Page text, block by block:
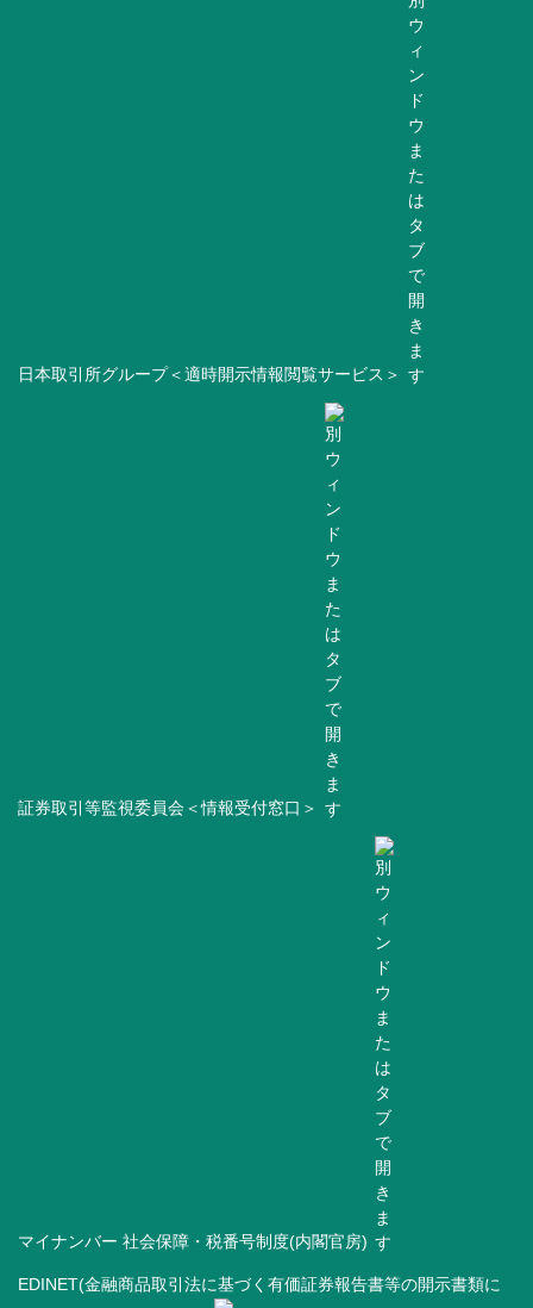
日本取引所グループ＜適時開示情報閲覧サービス＞
証券取引等監視委員会＜情報受付窓口＞
マイナンバー 社会保障・税番号制度(内閣官房)
EDINET(金融商品取引法に基づく有価証券報告書等の開示書類に